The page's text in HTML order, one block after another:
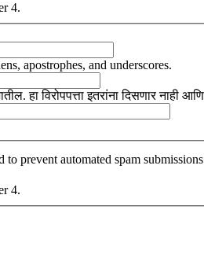
4.
apostrophes, and underscores.
हा विरोपपत्ता इतरांना दिसणार नाही
prevent automated spam
4.